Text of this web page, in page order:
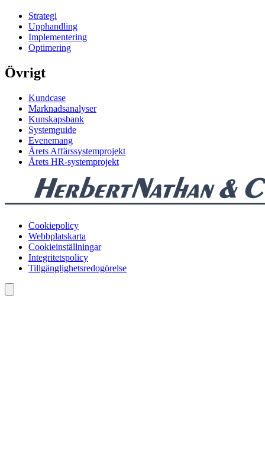
Strategi
Upphandling
Implementering
Optimering
Övrigt
Kundcase
Marknadsanalyser
Kunskapsbank
Systemguide
Evenemang
Årets Affärssystemprojekt
Årets HR-systemprojekt
Cookiepolicy
Webbplatskarta
Cookieinställningar
Integritetspolicy
Tillgänglighetsredogörelse